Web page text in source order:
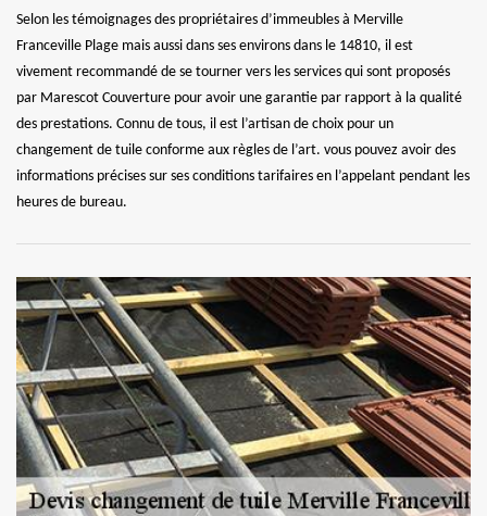
Selon les témoignages des propriétaires d’immeubles à Merville
Franceville Plage mais aussi dans ses environs dans le 14810, il est
vivement recommandé de se tourner vers les services qui sont proposés
par Marescot Couverture pour avoir une garantie par rapport à la qualité
des prestations. Connu de tous, il est l’artisan de choix pour un
changement de tuile conforme aux règles de l’art. vous pouvez avoir des
informations précises sur ses conditions tarifaires en l’appelant pendant les
heures de bureau.